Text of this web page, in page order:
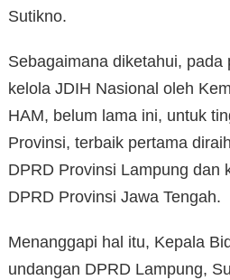
Sutikno.
Sebagaimana diketahui, pada
kelola JDIH Nasional oleh
HAM, belum lama ini, untuk
Provinsi, terbaik pertama
DPRD Provinsi Lampung dan
DPRD Provinsi Jawa Tengah.
Menanggapi hal itu, Kepala
undangan DPRD Lampung,